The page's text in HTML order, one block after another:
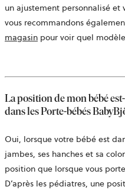
nouvel
onglet
un ajustement personnalisé et
vous recommandons
magasin pour voir quel
La position de mon bébé
dans les Porte-bébés
Oui, lorsque votre bébé est
jambes, ses hanches et sa
position que lorsque vous
D’après les pédiatres, une